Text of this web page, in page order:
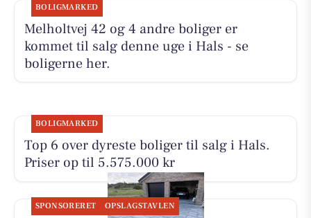
BOLIGMARKED
Melholtvej 42 og 4 andre boliger er
kommet til salg denne uge i Hals - se
boligerne her.
BOLIGMARKED
Top 6 over dyreste boliger til salg i Hals.
Priser op til 5.575.000 kr
SPONSORERET OPSLAGSTAVLEN